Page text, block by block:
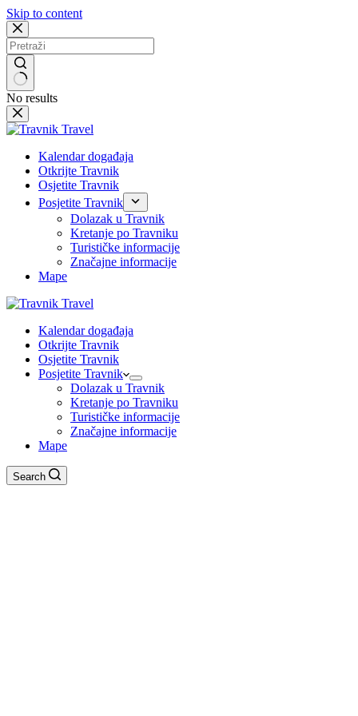
Skip to content
No results
Kalendar događaja
Otkrijte Travnik
Osjetite Travnik
Posjetite Travnik
Dolazak u Travnik
Kretanje po Travniku
Turističke informacije
Značajne informacije
Mape
Kalendar događaja
Otkrijte Travnik
Osjetite Travnik
Posjetite Travnik
Dolazak u Travnik
Kretanje po Travniku
Turističke informacije
Značajne informacije
Mape
Search